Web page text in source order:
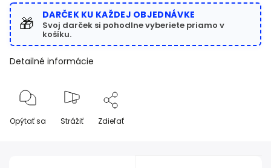
🎁 DARČEK KU KAŽDEJ OBJEDNÁVKE
Svoj darček si pohodlne vyberiete priamo v
košíku.
Detailné informácie
Opýtať sa Strážiť Zdieľať